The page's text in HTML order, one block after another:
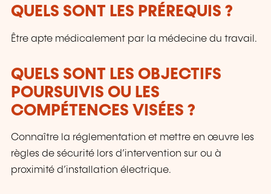
QUELS SONT LES PRÉREQUIS ?
Être apte médicalement par la médecine du travail.
QUELS SONT LES OBJECTIFS
POURSUIVIS OU LES
COMPÉTENCES VISÉES ?
Connaître la réglementation et mettre en œuvre les
règles de sécurité lors d’intervention sur ou à
proximité d’installation électrique.